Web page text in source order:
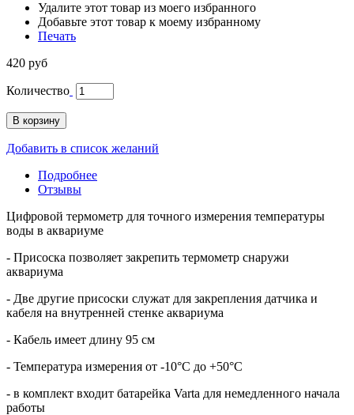
Удалите этот товар из моего избранного
Добавьте этот товар к моему избранному
Печать
420 руб
Количество
В корзину
Добавить в список желаний
Подробнее
Отзывы
Цифровой термометр для точного измерения температуры
воды в аквариуме
- Присоска позволяет закрепить термометр снаружи
аквариума
- Две другие присоски служат для закрепления датчика и
кабеля на внутренней стенке аквариума
- Кабель имеет длину 95 см
- Температура измерения от -10°C до +50°C
- в комплект входит батарейка Varta для немедленного начала
работы